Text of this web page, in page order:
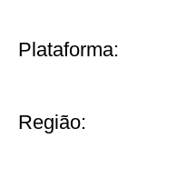
Plataforma:
Região: